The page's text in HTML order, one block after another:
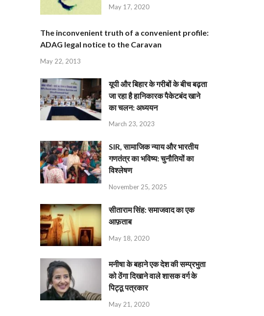
May 17, 2020
The inconvenient truth of a convenient profile:
ADAG legal notice to the Caravan
May 22, 2013
यूपी और बिहार के गरीबों के बीच बढ़ता
जा रहा है हानिकारक पैकेटबंद खाने
का चलन: अध्ययन
March 23, 2023
SIR, सामाजिक न्याय और भारतीय
गणतंत्र का भविष्य: चुनौतियों का
विश्लेषण
November 25, 2025
सीताराम सिंह: समाजवाद का एक
आफ़ताब
May 18, 2020
मनीषा के बहाने एक देश की सम्प्रभुता
को ठेंगा दिखाने वाले शासक वर्ग के
पिट्ठू पत्रकार
May 21, 2020